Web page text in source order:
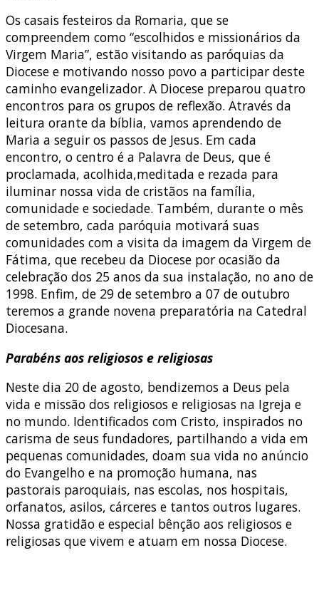
Os casais festeiros da Romaria, que se
compreendem como “escolhidos e missionários da
Virgem Maria”, estão visitando as paróquias da
Diocese e motivando nosso povo a participar deste
caminho evangelizador. A Diocese preparou quatro
encontros para os grupos de reflexão. Através da
leitura orante da bíblia, vamos aprendendo de
Maria a seguir os passos de Jesus. Em cada
encontro, o centro é a Palavra de Deus, que é
proclamada, acolhida,meditada e rezada para
iluminar nossa vida de cristãos na família,
comunidade e sociedade. Também, durante o mês
de setembro, cada paróquia motivará suas
comunidades com a visita da imagem da Virgem de
Fátima, que recebeu da Diocese por ocasião da
celebração dos 25 anos da sua instalação, no ano de
1998. Enfim, de 29 de setembro a 07 de outubro
teremos a grande novena preparatória na Catedral
Diocesana.
Parabéns aos religiosos e religiosas
Neste dia 20 de agosto, bendizemos a Deus pela
vida e missão dos religiosos e religiosas na Igreja e
no mundo. Identificados com Cristo, inspirados no
carisma de seus fundadores, partilhando a vida em
pequenas comunidades, doam sua vida no anúncio
do Evangelho e na promoção humana, nas
pastorais paroquiais, nas escolas, nos hospitais,
orfanatos, asilos, cárceres e tantos outros lugares.
Nossa gratidão e especial bênção aos religiosos e
religiosas que vivem e atuam em nossa Diocese.